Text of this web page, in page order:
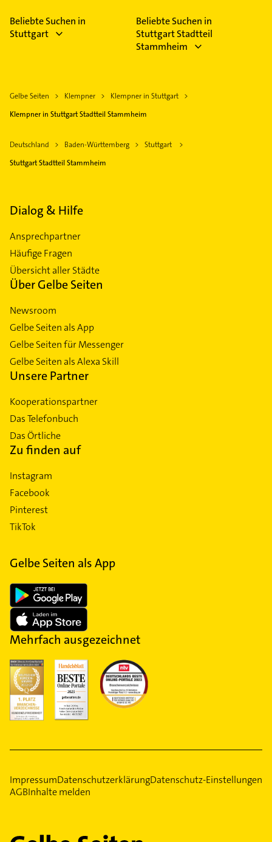
Beliebte Suchen in
Stuttgart
Beliebte Suchen in
Stuttgart Stadtteil
Stammheim
Gelbe Seiten Klempner
Klempner in Stuttgart
Klempner in Stuttgart Stadtteil Stammheim
Deutschland Baden-Württemberg
Stuttgart
Stuttgart Stadtteil Stammheim
Dialog & Hilfe
Ansprechpartner
Häufige Fragen
Übersicht aller Städte
Über Gelbe Seiten
Newsroom
Gelbe Seiten als App
Gelbe Seiten für Messenger
Gelbe Seiten als Alexa Skill
Unsere Partner
Kooperationspartner
Das Telefonbuch
Das Örtliche
Zu finden auf
Instagram
Facebook
Pinterest
TikTok
Gelbe Seiten als App
Mehrfach ausgezeichnet
ImpressumDatenschutzerklärungDatenschutz-Einstellungen
AGBInhalte melden